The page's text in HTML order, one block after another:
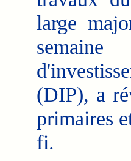
large
(DIP), a
primaires
fi.